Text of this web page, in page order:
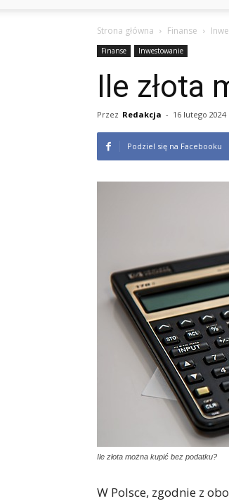
Strona główna Finanse
Finanse Inwestowanie
Ile złota
Przez Redakcja - 16 lutego 2024
Podziel się na Facebooku
Ile złota można kupić bez podatku?
W Polsce, zgodnie z